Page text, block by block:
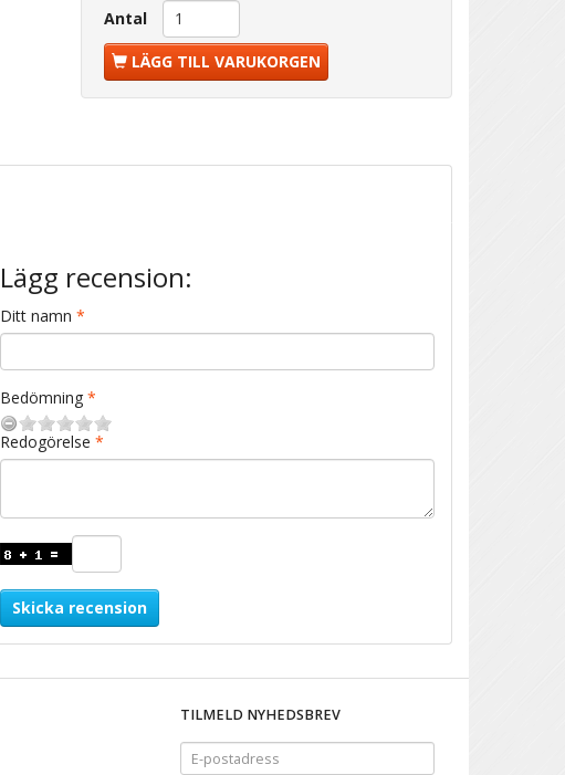
Antal
LÄGG TILL VARUKORGEN
Lägg recension:
Ditt namn
Bedömning
Redogörelse
Skicka recension
TILMELD NYHEDSBREV
E-
postadress